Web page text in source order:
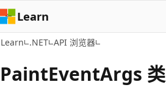
Learn
Learn .NET API 浏览器
PaintEventArgs 类